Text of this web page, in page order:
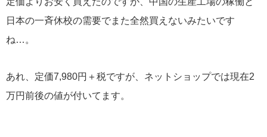
日本の一斉休校の需要でまた全然買えないみたいです
ね…。
あれ、定価7,980円＋税ですが、ネットショップでは現在2
万円前後の値が付いてます。